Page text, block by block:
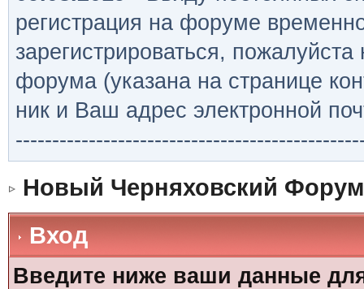
регистрация на форуме
зарегистрироваться,
форума (указана на странице
ник и Ваш адрес электронной
Новый Черняховский Форум
Вход
Введите ниже ваши данные